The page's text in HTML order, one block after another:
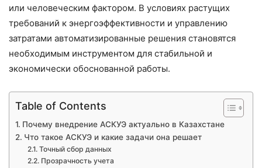
или человеческим фактором. В условиях растущих
требований к энергоэффективности и управлению
затратами автоматизированные решения становятся
необходимым инструментом для стабильной и
экономически обоснованной работы.
Table of Contents
Почему внедрение АСКУЭ актуально в Казахстане
Что такое АСКУЭ и какие задачи она решает
Точный сбор данных
Прозрачность учета